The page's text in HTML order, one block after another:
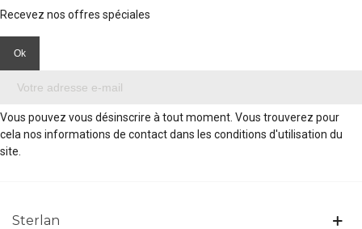
Recevez nos offres spéciales
Vous pouvez vous désinscrire à tout moment. Vous trouverez pour
cela nos informations de contact dans les conditions d'utilisation du
site.
Sterlan